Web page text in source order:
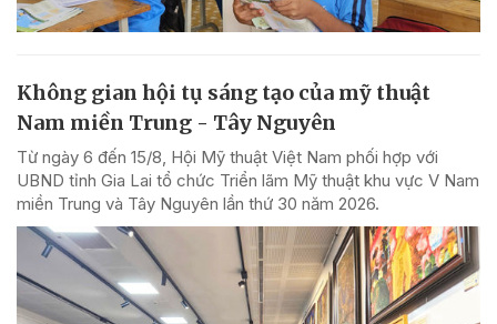
Không gian hội tụ sáng tạo của mỹ thuật
Nam miền Trung - Tây Nguyên
Từ ngày 6 đến 15/8, Hội Mỹ thuật Việt Nam phối hợp với
UBND tỉnh Gia Lai tổ chức Triển lãm Mỹ thuật khu vực V Nam
miền Trung và Tây Nguyên lần thứ 30 năm 2026.